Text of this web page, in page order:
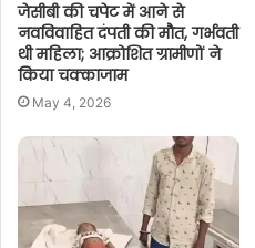
जेसीबी की चपेट में आने से
नवविवाहित दंपती की मौत, गर्भवती
थी महिला; आक्रोशित ग्रामीणों ने
किया चक्काजाम
May 4, 2026